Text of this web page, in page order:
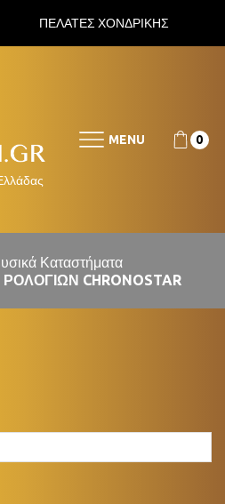
ΠΕΛΑΤΕΣ ΧΟΝΔΡΙΚΗΣ
MENU 0
Καταστήματα
CHRONOSTAR